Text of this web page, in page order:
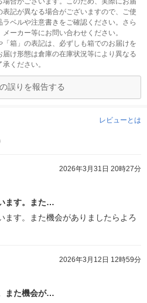
記が異なる場合がございますので、ご使
ベルや注意書きをご確認ください。さら
ーカー等にお問い合わせください。
箱」の表記は、必ずしも箱でのお届けを
け形態は倉庫の在庫状況等により異なる
ください。
誤りを報告する
レビューとは
2026年3月31日 20時27分
ます。また…
ます。また機会がありましたらよろ
2026年3月12日 12時59分
また機会が…